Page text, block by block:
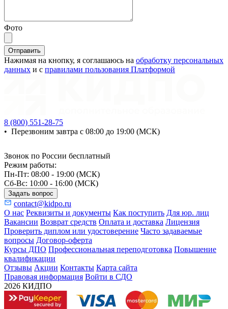
Фото
Отправить
Нажимая на кнопку, я соглашаюсь на обработку персональных
данных и с правилами пользования Платформой
8 (800) 551-28-75
• Перезвоним завтра с 08:00 до 19:00 (МСК)
Звонок по России бесплатный
Режим работы:
Пн-Пт: 08:00 - 19:00 (МСК)
Сб-Вс: 10:00 - 16:00 (МСК)
Задать вопрос
contact@kidpo.ru
О нас Реквизиты и документы Как поступить Для юр. лиц
Вакансии Возврат средств Оплата и доставка Лицензия
Проверить диплом или удостоверение Часто задаваемые
вопросы Договор-оферта
Курсы ДПО Профессиональная переподготовка Повышение
квалификации
Отзывы Акции Контакты Карта сайта
Правовая информация Войти в СДО
2026 КИДПО